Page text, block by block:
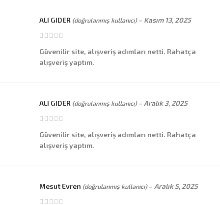
ALI GIDER (doğrulanmış kullanıcı) – Kasım 13, 2025
Güvenilir site, alışveriş adımları netti. Rahatça
alışveriş yaptım.
ALI GIDER (doğrulanmış kullanıcı) – Aralık 3, 2025
Güvenilir site, alışveriş adımları netti. Rahatça
alışveriş yaptım.
Mesut Evren (doğrulanmış kullanıcı) – Aralık 5, 2025